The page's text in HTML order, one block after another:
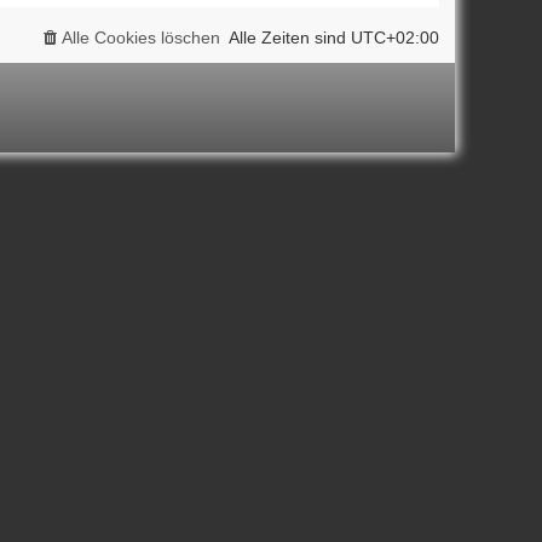
Alle Zeiten sind UTC+02:00
Alle Cookies löschen